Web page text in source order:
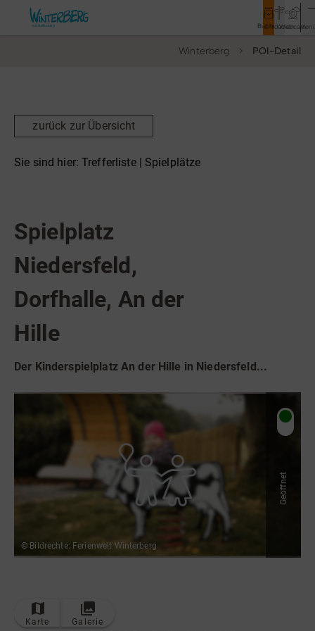
Buchen
Entdecken
Webcam
Rathaus
Vor Ort & Aktuelles
Veranstaltungen
Wandern
Radfahren
Tourist-Information
Winterberg POI-Detail
zurück zur Übersicht
Sie sind hier: Trefferliste | Spielplätze
Spielplatz
Niedersfeld,
Dorfhalle, An der
Hille
Der Kinderspielplatz An der Hille in Niedersfeld...
© Bildrechte: Ferienwelt Winterberg
Geöffnet
Karte Galerie